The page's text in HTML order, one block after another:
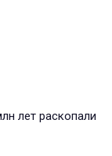
лет раскопали